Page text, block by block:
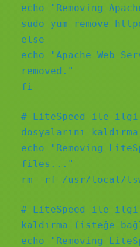
echo "Removing
sudo yum remove
else
echo "Apache Web
removed."
fi
# LiteSpeed ile
dosyalarını
echo "Removing
files..."
rm -rf /usr/local/
# LiteSpeed ile
kaldırma (isteğe
echo "Removing